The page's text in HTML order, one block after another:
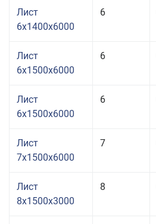
Лист
6x1400x6000
6
Лист
6x1500x6000
6
Лист
6x1500x6000
6
Лист
7x1500x6000
7
Лист
8x1500x3000
8